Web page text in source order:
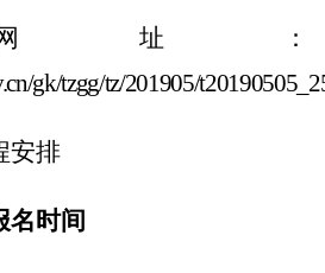
址：
gk/tzgg/tz/201905/
安排
名时间